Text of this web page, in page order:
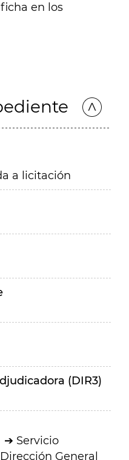
en los
a licitación
(DIR3)
Servicio
Dirección General